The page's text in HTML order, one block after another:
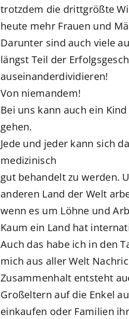
trotzdem die drittgrößte
heute mehr Frauen und
Darunter sind auch viele
längst Teil der
auseinanderdividieren!
Von niemandem!
Bei uns kann auch ein
gehen.
Jede und jeder kann sich
medizinisch
gut behandelt zu werden.
anderen Land der Welt
wenn es um Löhne und
Kaum ein Land hat
Auch das habe ich in den
mich aus aller Welt
Zusammenhalt entsteht
Großeltern auf die Enkel
einkaufen oder Familien